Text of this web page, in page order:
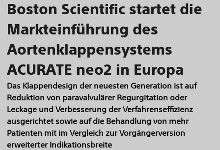
Boston Scientific startet die
Markteinführung des
Aortenklappensystems
ACURATE neo2 in Europa
Das Klappendesign der neuesten Generation ist auf
Reduktion von paravalvulärer Regurgitation oder
Leckage und Verbesserung der Verfahrenseffizienz
ausgerichtet sowie auf die Behandlung von mehr
Patienten mit im Vergleich zur Vorgängerversion
erweiterter Indikationsbreite